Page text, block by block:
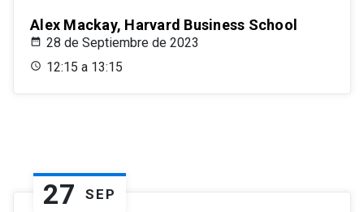
Alex Mackay, Harvard Business School
28 de Septiembre de 2023
12:15 a 13:15
27 SEP